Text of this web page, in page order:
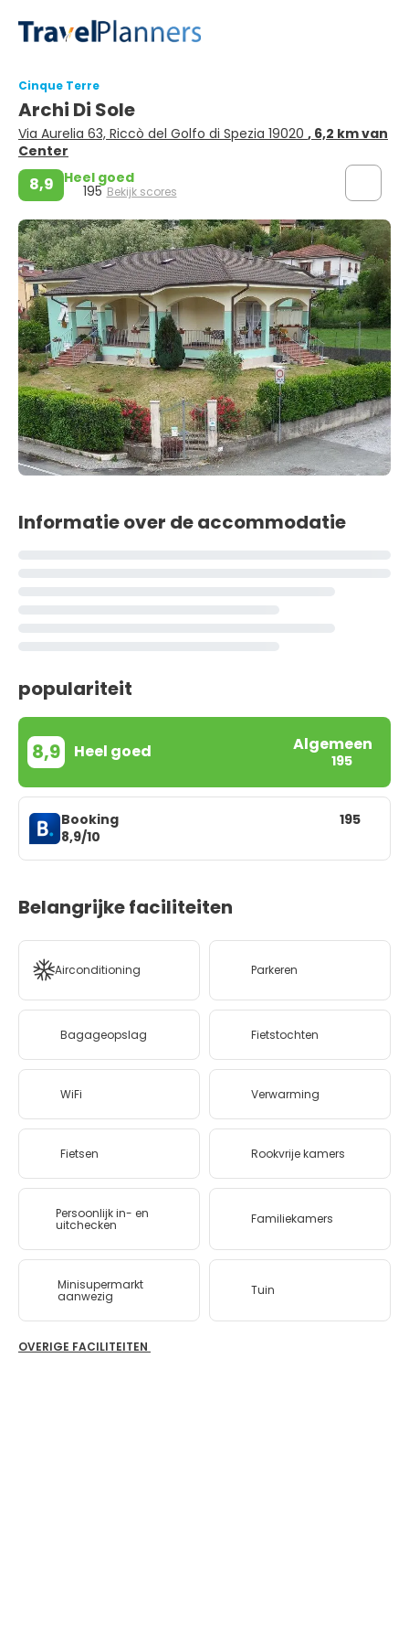
Cinque Terre
Archi Di Sole
Via Aurelia 63, Riccò del Golfo di Spezia 19020 , 6,2 km van
Center
8,9 Heel goed
195 Bekijk scores
Informatie over de accommodatie
populariteit
8,9 Heel goed Algemeen
195
Booking
8,9/10
195
Belangrijke faciliteiten
Airconditioning Parkeren
Bagageopslag Fietstochten
WiFi Verwarming
Fietsen Rookvrije kamers
Persoonlijk in- en
uitchecken Familiekamers
Minisupermarkt
aanwezig Tuin
OVERIGE FACILITEITEN